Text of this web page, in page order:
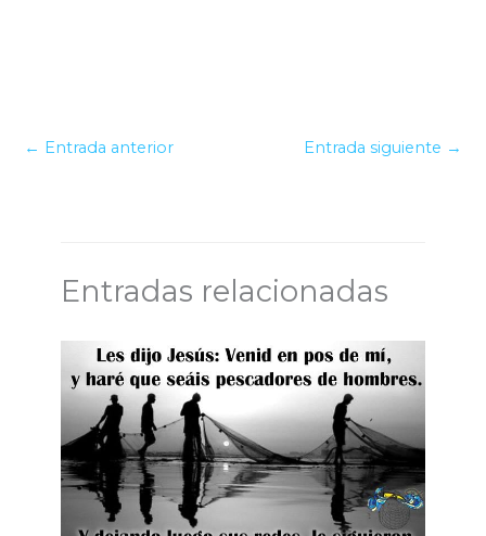
← Entrada anterior Entrada siguiente →
Entradas relacionadas